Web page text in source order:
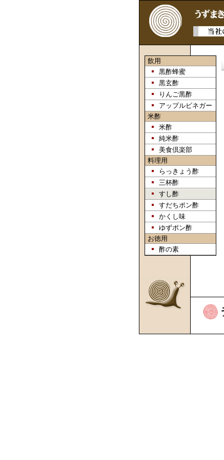
飲用
黒酢蜂蜜
黒玄酢
りんご黒酢
アップルビネガー
米酢
米酢
純米酢
美食倶楽部
料理用
らっきょう酢
三杯酢
すし酢
すだちポン酢
かくし味
ゆずポン酢
お徳用
酢の素